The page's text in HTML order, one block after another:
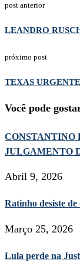
post anterior
LEANDRO
próximo post
TEXAS URGENTE
Você pode
CONSTANTINO
JULGAMENTO
Abril 9, 2026
Ratinho desiste
Março 25, 2026
Lula perde na